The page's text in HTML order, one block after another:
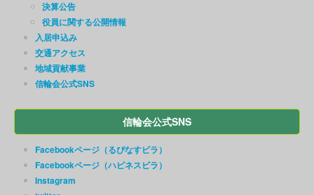
決算公告
役員に関する公開情報
入居申込み
交通アクセス
地域貢献事業
信輪会公式SNS
信輪会公式SNS
Facebookページ（るぴなすビラ）
Facebookページ（ハピネスビラ）
Instagram